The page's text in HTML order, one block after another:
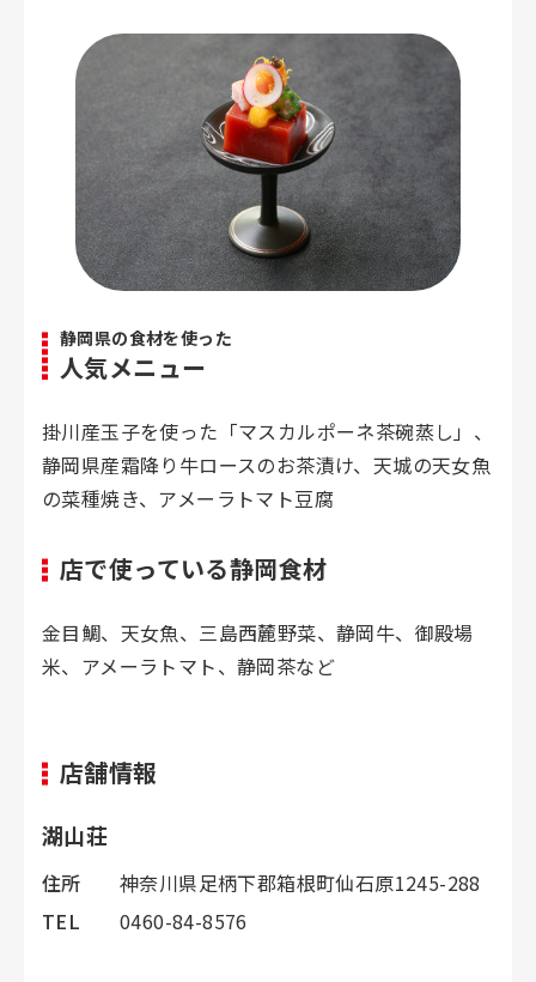
静岡県の食材を使った
人気メニュー
掛川産玉子を使った「マスカルポーネ茶碗蒸し」、
静岡県産霜降り牛ロースのお茶漬け、天城の天女魚
の菜種焼き、アメーラトマト豆腐
店で使っている静岡食材
金目鯛、天女魚、三島西麓野菜、静岡牛、御殿場
米、アメーラトマト、静岡茶など
店舗情報
湖山荘
住所
神奈川県足柄下郡箱根町仙石原1245-288
TEL
0460-84-8576